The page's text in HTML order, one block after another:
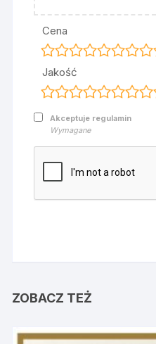
Cena
Jakość
Akceptuje regulamin
Wymagane
ZOBACZ TEŻ